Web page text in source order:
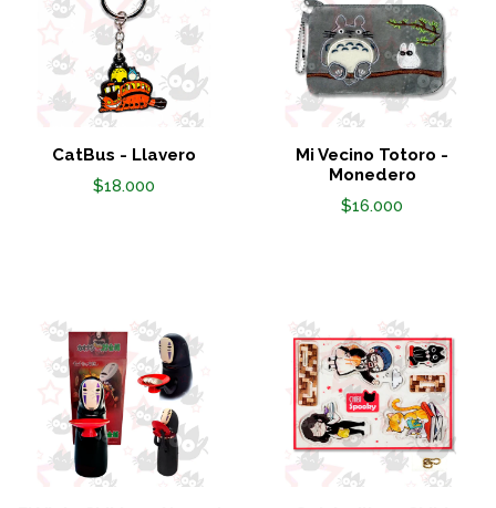
CatBus - Llavero
$18.000
Mi Vecino Totoro -
Monedero
$16.000